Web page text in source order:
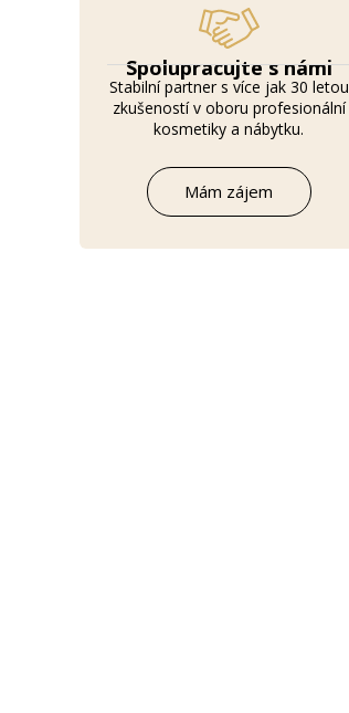
Spolupracujte s námi
Stabilní partner s více jak 30 letou
zkušeností v oboru profesionální
kosmetiky a nábytku.
Mám zájem